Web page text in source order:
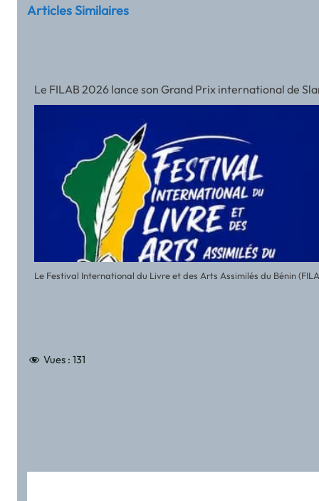
Articles Similaires
Le FILAB 2026 lance son Grand Prix international de
Le Festival International du Livre et des Arts Assimilés du Bénin
Vues : 131